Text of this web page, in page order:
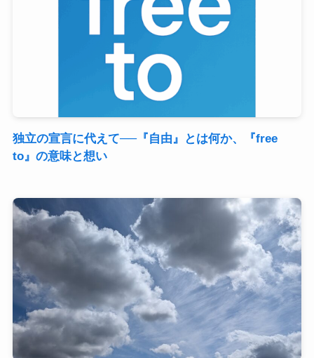
独立の宣言に代えて──『自由』とは何か、『free
to』の意味と想い